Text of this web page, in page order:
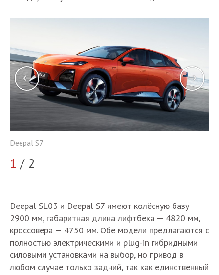
Deepal S7
1 / 2
Deepal SL03 и Deepal S7 имеют колёсную базу
2900 мм, габаритная длина лифтбека — 4820 мм,
кроссовера — 4750 мм. Обе модели предлагаются с
полностью электрическими и plug-in гибридными
силовыми установками на выбор, но привод в
любом случае только задний, так как единственный